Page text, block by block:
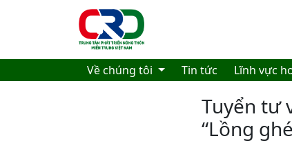
Skip to main content
Về chúng tôi Tin tức Lĩnh vực
Tuyển tư
“Lồng